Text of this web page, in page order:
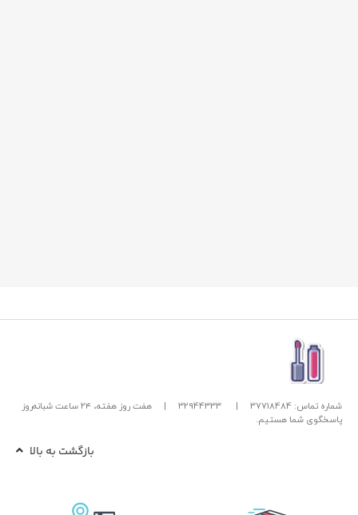
شماره تماس: 37718484 |
32944333
|
هفت روز هفته، ۲۴ ساعت شبانه‌روز
پاسخگوی شما هستیم.
بازگشت به بالا